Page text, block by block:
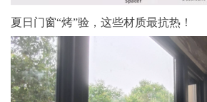
夏日门窗“烤”验，这些材质最抗热！